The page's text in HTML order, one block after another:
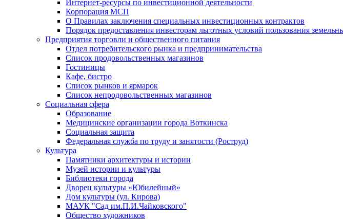
Интернет-ресурсы по инвестиционной деятельности
Корпорация МСП
О Правилах заключения специальных инвестиционных контрактов
Порядок предоставления инвесторам льготных условий пользования
Предприятия торговли и общественного питания
Отдел потребительского рынка и предпринимательства
Список продовольственных магазинов
Гостиницы
Кафе, бистро
Cписок рынков и ярмарок
Список непродовольственных магазинов
Социальная сфера
Образование
Медицинские организации города Воткинска
Социальная защита
Федеральная служба по труду и занятости (Роструд)
Культура
Памятники архитектуры и истории
Музей истории и культуры
Библиотеки города
Дворец культуры «Юбилейный»
Дом культуры (ул. Кирова)
МАУК "Сад им.П.И.Чайковского"
Общество художников